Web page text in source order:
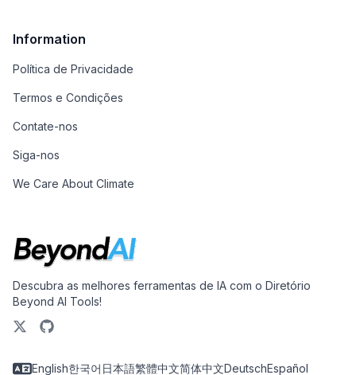
Information
Política de Privacidade
Termos e Condições
Contate-nos
Siga-nos
We Care About Climate
Descubra as melhores ferramentas de IA com o Diretório
Beyond AI Tools!
English한국어 日本語繁體中文简体中文DeutschEspañol